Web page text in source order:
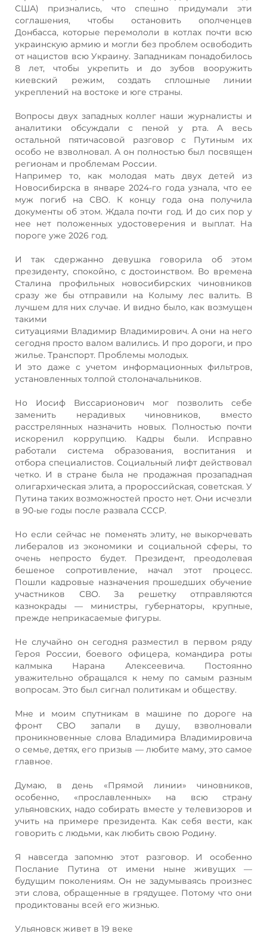
США) признались, что спешно придумали эти
соглашения, чтобы остановить ополченцев
Донбасса, которые перемололи в котлах почти всю
украинскую армию и могли без проблем освободить
от нацистов всю Украину. Западникам понадобилось
8 лет, чтобы укрепить и до зубов вооружить
киевский режим, создать сплошные линии
укреплений на востоке и юге страны.
Вопросы двух западных коллег наши журналисты и
аналитики обсуждали с пеной у рта. А весь
остальной пятичасовой разговор с Путиным их
особо не взволновал. А он полностью был посвящен
регионам и проблемам России.
Например то, как молодая мать двух детей из
Новосибирска в январе 2024-го года узнала, что ее
муж погиб на СВО. К концу года она получила
документы об этом. Ждала почти год. И до сих пор у
нее нет положенных удостоверения и выплат. На
пороге уже 2026 год.
И так сдержанно девушка говорила об этом
президенту, спокойно, с достоинством. Во времена
Сталина профильных новосибирских чиновников
сразу же бы отправили на Колыму лес валить. В
лучшем для них случае. И видно было, как возмущен
такими
ситуациями Владимир Владимирович. А они на него
сегодня просто валом валились. И про дороги, и про
жилье. Транспорт. Проблемы молодых.
И это даже с учетом информационных фильтров,
установленных толпой столоначальников.
Но Иосиф Виссарионович мог позволить себе
заменить нерадивых чиновников, вместо
расстрелянных назначить новых. Полностью почти
искоренил коррупцию. Кадры были. Исправно
работали система образования, воспитания и
отбора специалистов. Социальный лифт действовал
четко. И в стране была не продажная прозападная
олигархическая элита, а пророссийская, советская. У
Путина таких возможностей просто нет. Они исчезли
в 90-ые годы после развала СССР.
Но если сейчас не поменять элиту, не выкорчевать
либералов из экономики и социальной сферы, то
очень непросто будет. Президент, преодолевая
бешеное сопротивление, начал этот процесс.
Пошли кадровые назначения прошедших обучение
участников СВО. За решетку отправляются
казнокрады — министры, губернаторы, крупные,
прежде неприкасаемые фигуры.
Не случайно он сегодня разместил в первом ряду
Героя России, боевого офицера, командира роты
калмыка Нарана Алексеевича. Постоянно
уважительно обращался к нему по самым разным
вопросам. Это был сигнал политикам и обществу.
Мне и моим спутникам в машине по дороге на
фронт СВО запали в душу, взволновали
проникновенные слова Владимира Владимировича
о семье, детях, его призыв — любите маму, это самое
главное.
Думаю, в день «Прямой линии» чиновников,
особенно, «прославленных» на всю страну
ульяновских, надо собирать вместе у телевизоров и
учить на примере президента. Как себя вести, как
говорить с людьми, как любить свою Родину.
Я навсегда запомню этот разговор. И особенно
Послание Путина от имени ныне живущих —
будущим поколениям. Он не задумываясь произнес
эти слова, обращенные в грядущее. Потому что они
продиктованы всей его жизнью.
Ульяновск живет в 19 веке